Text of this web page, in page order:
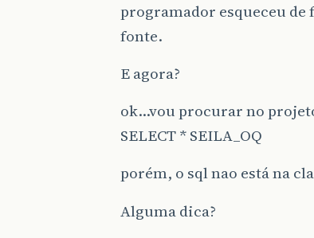
programador esqueceu de
fonte.
E agora?
ok…vou procurar no
SELECT * SEILA_OQ
porém, o sql nao está na
Alguma dica?